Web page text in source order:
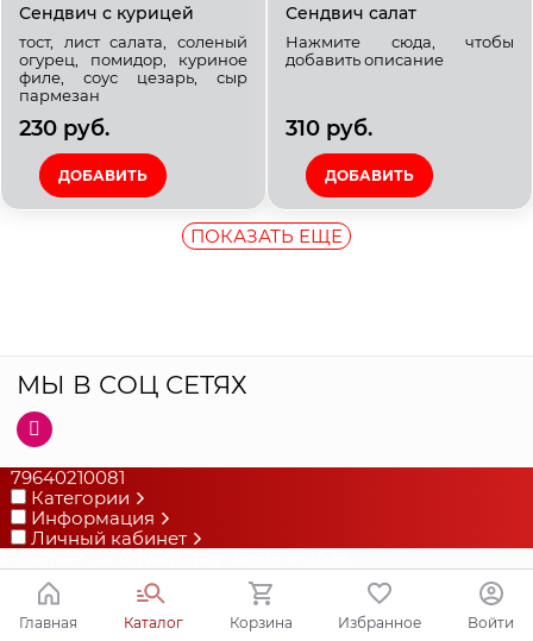
Сендвич с курицей
тост, лист салата, соленый
огурец, помидор, куриное
филе, соус цезарь, сыр
пармезан
230 руб.
ДОБАВИТЬ
Сендвич салат
Нажмите сюда, чтобы
добавить описание
310 руб.
ДОБАВИТЬ
ПОКАЗАТЬ ЕЩЕ
МЫ В СОЦ СЕТЯХ
79640210081
Категории
Информация
Личный кабинет
Главная Каталог Корзина Избранное Войти